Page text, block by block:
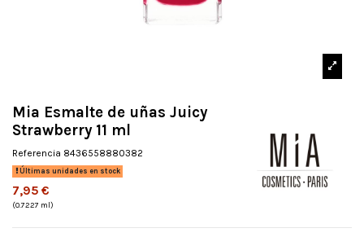
Mia Esmalte de uñas Juicy
Strawberry 11 ml
Referencia 8436558880382
Últimas unidades en stock
7,95 €
(0.7227 ml)